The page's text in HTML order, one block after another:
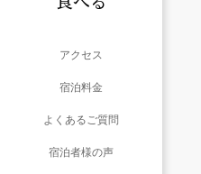
アクセス
宿泊料金
よくあるご質問
宿泊者様の声